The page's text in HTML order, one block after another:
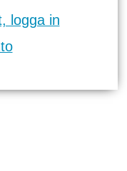
logga in